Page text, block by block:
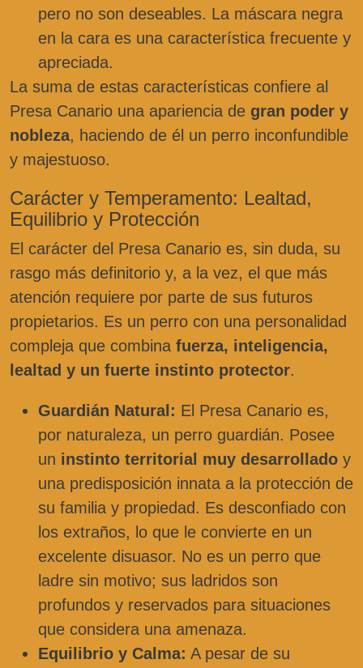
pero no son deseables. La máscara negra
en la cara es una característica frecuente y
apreciada.
La suma de estas características confiere al
Presa Canario una apariencia de gran poder y
nobleza, haciendo de él un perro inconfundible
y majestuoso.
Carácter y Temperamento: Lealtad,
Equilibrio y Protección
El carácter del Presa Canario es, sin duda, su
rasgo más definitorio y, a la vez, el que más
atención requiere por parte de sus futuros
propietarios. Es un perro con una personalidad
compleja que combina fuerza, inteligencia,
lealtad y un fuerte instinto protector.
Guardián Natural: El Presa Canario es,
por naturaleza, un perro guardián. Posee
un instinto territorial muy desarrollado y
una predisposición innata a la protección de
su familia y propiedad. Es desconfiado con
los extraños, lo que le convierte en un
excelente disuasor. No es un perro que
ladre sin motivo; sus ladridos son
profundos y reservados para situaciones
que considera una amenaza.
Equilibrio y Calma: A pesar de su